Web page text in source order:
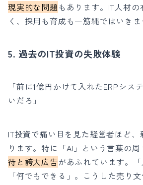
現実的な問題もあります。IT人材
く、採用も育成も一筋縄ではいきま
5. 過去のIT投資の失敗体験
「前に1億円かけて入れたERPシス
いだろ」
IT投資で痛い目を見た経営者ほど、
ります。特に「AI」という言葉の周
待と誇大広告があふれています。「
「何でもできる」。こうした売り